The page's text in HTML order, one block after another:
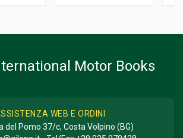
Motor Books
WEB E ORDINI
del Pomo 37/c, Costa Volpino (BG)